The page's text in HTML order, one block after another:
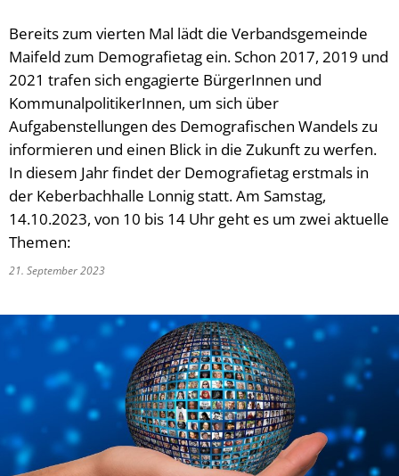
Bereits zum vierten Mal lädt die Verbandsgemeinde
Maifeld zum Demografietag ein. Schon 2017, 2019 und
2021 trafen sich engagierte BürgerInnen und
KommunalpolitikerInnen, um sich über
Aufgabenstellungen des Demografischen Wandels zu
informieren und einen Blick in die Zukunft zu werfen.
In diesem Jahr findet der Demografietag erstmals in
der Keberbachhalle Lonnig statt. Am Samstag,
14.10.2023, von 10 bis 14 Uhr geht es um zwei aktuelle
Themen:
21. September 2023